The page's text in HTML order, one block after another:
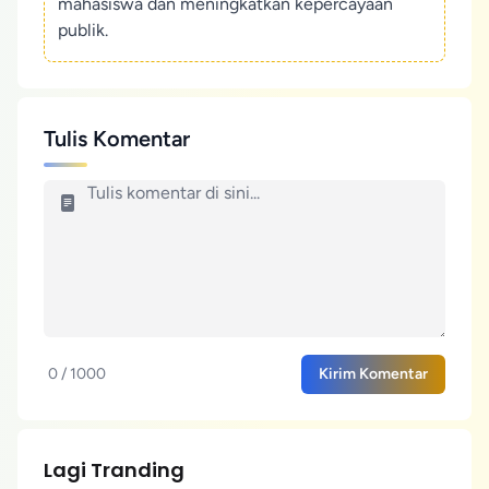
publik.
Tulis Komentar
0 / 1000 Kirim Komentar
Lagi Tranding